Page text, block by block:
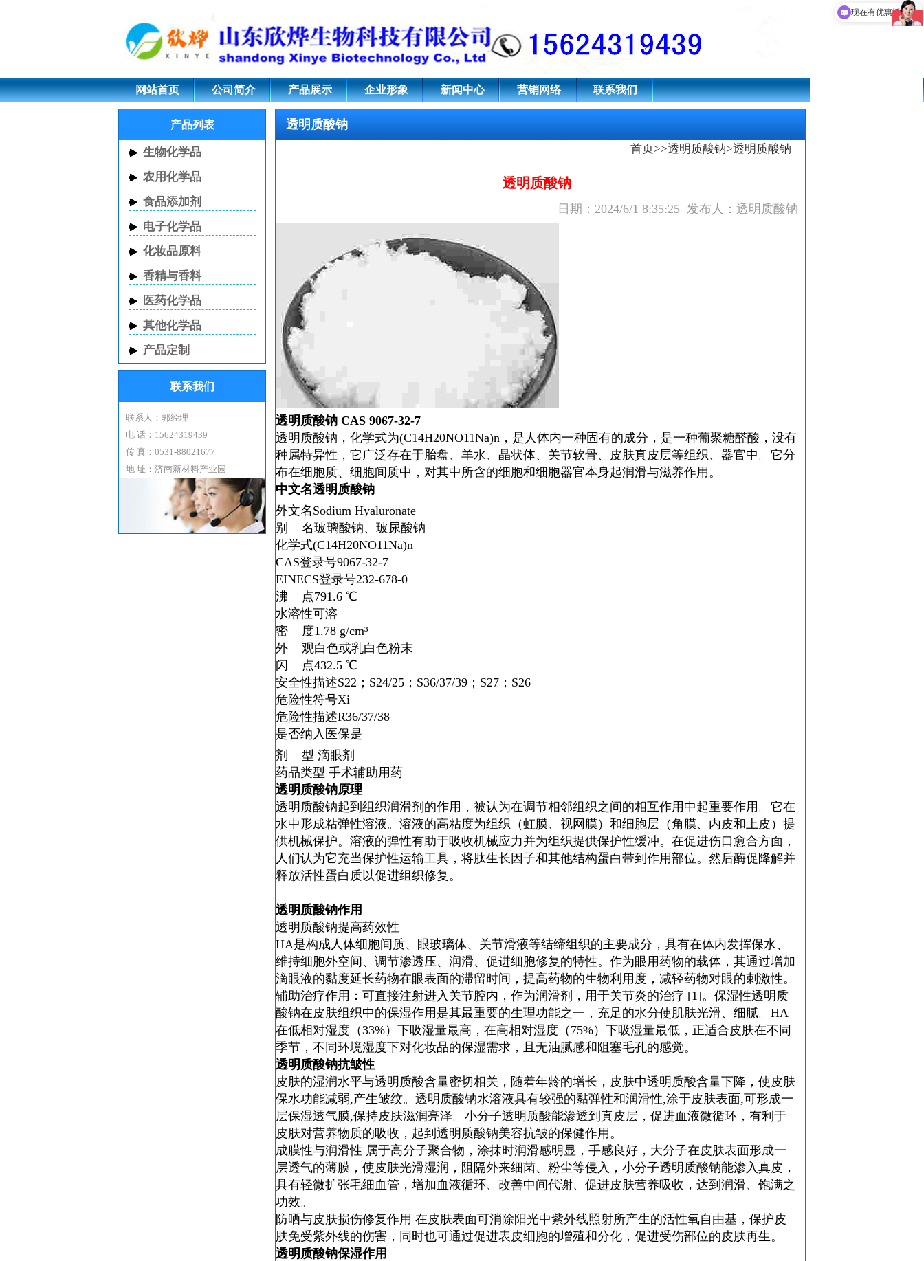
透明质酸钠 CAS 9067-32-7
网站首页 公司简介 产品展示 企业形象 新闻中心 营销网络 联系我们
透明质酸钠
首页>>透明质酸钠>透明质酸钠
透明质酸钠
日期：2024/6/1 8:35:25 发布人：透明质酸钠
透明质酸钠 CAS 9067-32-7
透明质酸钠 ，化学式为(C14H20NO11Na)n，是人体内一种固有的成分，是一种葡聚糖醛酸，没有
种属特异性，它广泛存在于胎盘、羊水、晶状体、关节软骨、皮肤真皮层等组织、器官中。它分
布在细胞质、细胞间质中，对其中所含的细胞和细胞器官本身起润滑与滋养作用。
中文名透明质酸钠
外文名 Sodium Hyaluronate
别 名玻璃酸钠、 玻尿酸钠
化学式(C14H20NO11Na)n
CAS登录号9067-32-7
EINECS登录号232-678-0
沸 点791.6 ℃
水溶性可溶
密 度1.78 g/cm³
外 观白色或乳白色粉末
闪 点432.5 ℃
安全性描述S22；S24/25；S36/37/39；S27；S26
危险性符号Xi
危险性描述R36/37/38
是否纳入医保是
剂 型 滴眼剂
药品类型 手术辅助用药
透明质酸钠原理
透明质酸钠起到组织润滑剂的作用，被认为在调节相邻组织之间的相互作用中起重要作用。它在
水中形成粘弹性溶液。溶液的高粘度为组织（虹膜、视网膜）和细胞层（角膜、内皮和上皮）提
供机械保护。溶液的弹性有助于吸收机械应力并为组织提供保护性缓冲。在促进伤口愈合方面，
人们认为它充当保护性运输工具，将肽生长因子和其他结构蛋白带到作用部位。然后酶促降解并
释放活性蛋白质以促进组织修复。
透明质酸钠作用
透明质酸钠提高药效性
HA是构成人体细胞间质、眼玻璃体、关节滑液等结缔组织的主要成分，具有在体内发挥保水、
维持细胞外空间、调节渗透压、润滑、促进细胞修复的特性。作为眼用药物的载体，其通过增加
滴眼液的黏度延长药物在眼表面的滞留时间，提高药物的生物利用度，减轻药物对眼的刺激性。
辅助治疗作用：可直接注射进入关节腔内，作为润滑剂，用于关节炎的治疗 [1]。保湿性透明质
酸钠在皮肤组织中的保湿作用是其最重要的生理功能之一，充足的水分使肌肤光滑、细腻。HA
在低相对湿度（33%）下吸湿量最高，在高相对湿度（75%）下吸湿量最低，正适合皮肤在不同
季节，不同环境湿度下对化妆品的保湿需求，且无油腻感和阻塞毛孔的感觉。
透明质酸钠抗皱性
皮肤的湿润水平与透明质酸含量密切相关，随着年龄的增长，皮肤中透明质酸含量下降，使皮肤
保水功能减弱,产生皱纹。 透明质酸钠水溶液具有较强的黏弹性和润滑性,涂于皮肤表面,可形成一
层保湿透气膜,保持皮肤滋润亮泽。小分子透明质酸能渗透到真皮层，促进血液微循环，有利于
皮肤对营养物质的吸收，起到 透明质酸钠美容抗皱的保健作用。
成膜性与润滑性 属于高分子聚合物，涂抹时润滑感明显，手感良好，大分子在皮肤表面形成一
层透气的薄膜，使皮肤光滑湿润，阻隔外来细菌、粉尘等侵入，小分子透明质酸钠能渗入真皮，
具有轻微扩张毛细血管，增加血液循环、改善中间代谢、促进皮肤营养吸收，达到润滑、饱满之
功效。
防晒与皮肤损伤修复作用 在皮肤表面可消除阳光中紫外线照射所产生的活性氧自由基，保护皮
肤免受紫外线的伤害，同时也可通过促进表皮细胞的增殖和分化，促进受伤部位的皮肤再生。
透明质酸钠保湿作用
产品列表
生物化学品
农用化学品
食品添加剂
电子化学品
化妆品原料
香精与香料
医药化学品
其他化学品
产品定制
联系我们
联系人：郭经理
电 话：15624319439
传 真：0531-88021677
地 址：济南新材料产业园
可以介绍下你们的产品么
现在有优惠活动吗